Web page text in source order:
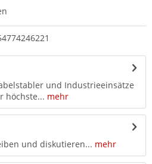
und Industrieeinsätze
höchste... mehr
und diskutieren... mehr